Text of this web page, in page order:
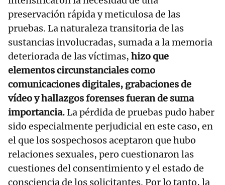
preservación rápida y meticulosa de las
pruebas. La naturaleza transitoria de las
sustancias involucradas, sumada a la memoria
deteriorada de las víctimas, hizo que
elementos circunstanciales como
comunicaciones digitales, grabaciones de
vídeo y hallazgos forenses fueran de suma
importancia.La pérdida de pruebas pudo haber
sido especialmente perjudicial en este caso, en
el que los sospechosos aceptaron que hubo
relaciones sexuales, pero cuestionaron las
cuestiones del consentimiento y el estado de
consciencia de los solicitantes. Por lo tanto, la